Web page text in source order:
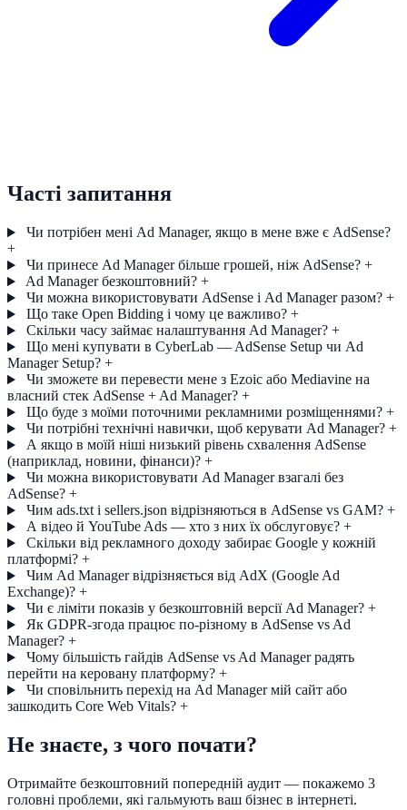
Часті запитання
Чи потрібен мені Ad Manager, якщо в мене вже є AdSense?
+
Чи принесе Ad Manager більше грошей, ніж AdSense? +
Ad Manager безкоштовний? +
Чи можна використовувати AdSense і Ad Manager разом? +
Що таке Open Bidding і чому це важливо? +
Скільки часу займає налаштування Ad Manager? +
Що мені купувати в CyberLab — AdSense Setup чи Ad
Manager Setup? +
Чи зможете ви перевести мене з Ezoic або Mediavine на
власний стек AdSense + Ad Manager? +
Що буде з моїми поточними рекламними розміщеннями? +
Чи потрібні технічні навички, щоб керувати Ad Manager? +
А якщо в моїй ніші низький рівень схвалення AdSense
(наприклад, новини, фінанси)? +
Чи можна використовувати Ad Manager взагалі без
AdSense? +
Чим ads.txt і sellers.json відрізняються в AdSense vs GAM? +
А відео й YouTube Ads — хто з них їх обслуговує? +
Скільки від рекламного доходу забирає Google у кожній
платформі? +
Чим Ad Manager відрізняється від AdX (Google Ad
Exchange)? +
Чи є ліміти показів у безкоштовній версії Ad Manager? +
Як GDPR-згода працює по-різному в AdSense vs Ad
Manager? +
Чому більшість гайдів AdSense vs Ad Manager радять
перейти на керовану платформу? +
Чи сповільнить перехід на Ad Manager мій сайт або
зашкодить Core Web Vitals? +
Не знаєте, з чого почати?
Отримайте безкоштовний попередній аудит — покажемо 3
головні проблеми, які гальмують ваш бізнес в інтернеті.